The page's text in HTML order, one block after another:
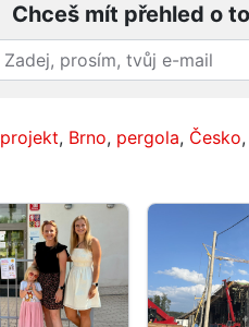
Chceš mít přehled o
projekt, Brno, pergola, Česko,